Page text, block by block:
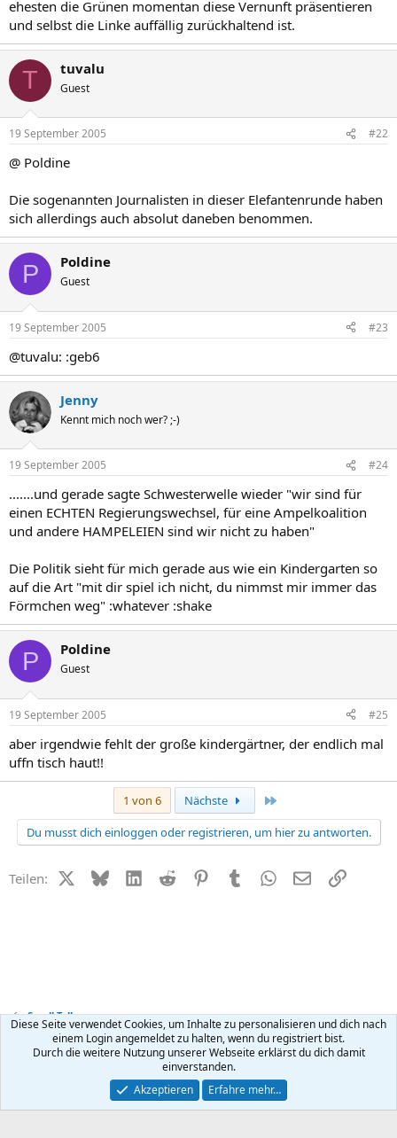
ehesten die Grünen momentan diese Vernunft präsentieren
und selbst die Linke auffällig zurückhaltend ist.
T tuvalu
Guest
19 September 2005 #22
@ Poldine
Die sogenannten Journalisten in dieser Elefantenrunde haben
sich allerdings auch absolut daneben benommen.
P Poldine
Guest
19 September 2005 #23
@tuvalu: :geb6
Jenny
Kennt mich noch wer? ;-)
19 September 2005 #24
.......und gerade sagte Schwesterwelle wieder "wir sind für
einen ECHTEN Regierungswechsel, für eine Ampelkoalition
und andere HAMPELEIEN sind wir nicht zu haben"
Die Politik sieht für mich gerade aus wie ein Kindergarten so
auf die Art "mit dir spiel ich nicht, du nimmst mir immer das
Förmchen weg" :whatever :shake
P Poldine
Guest
19 September 2005 #25
aber irgendwie fehlt der große kindergärtner, der endlich mal
uffn tisch haut!!
1 von 6 Nächste
Du musst dich einloggen oder registrieren, um hier zu antworten.
Teilen: X (Twitter)
BlueskyLinkedIn
Reddit PinterestTumblr WhatsApp
E-MailLink
Small Talk
Kontakt Nutzungsbedingungen Datenschutz Hilfe
R
Community platform by XenForo ® © 2010-2026 XenForo Ltd.
Diese Seite verwendet Cookies, um Inhalte zu personalisieren und dich nach
einem Login angemeldet zu halten, wenn du registriert bist.
Durch die weitere Nutzung unserer Webseite erklärst du dich damit
einverstanden.
Akzeptieren
Erfahre mehr…